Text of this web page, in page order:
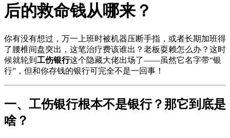
后的救命钱从哪来？
你有没有想过，万一上班时被机器压断手指，或者长期加班得
了腰椎间盘突出，这笔治疗费该谁出？老板耍赖怎么办？这时
候就轮到 工伤银行这个隐藏大佬出场了——虽然它名字带“银
行”，但和你存钱的银行可完全不是一回事！
一、工伤银行根本不是银行？那它到底是
啥？